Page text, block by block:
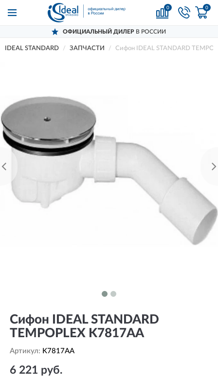
0 0
ОФИЦИАЛЬНЫЙ ДИЛЕРВ РОССИИ
IDEAL STANDARD ЗАПЧАСТИ Сифон IDEAL STANDARD
Сифон IDEAL STANDARD
TEMPOPLEX K7817AA
Артикул: K7817AA
6 221 руб.